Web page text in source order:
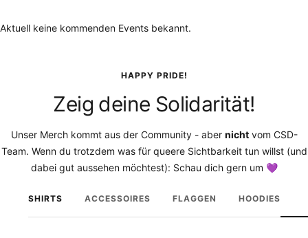
Aktuell keine kommenden Events bekannt.
HAPPY PRIDE!
Zeig deine Solidarität!
Unser Merch kommt aus der Community - aber nichtvom CSD-
Team. Wenn du trotzdem was für queere Sichtbarkeit tun willst (und
dabei gut aussehen möchtest): Schau dich gern um 💜
SHIRTS ACCESSOIRES FLAGGEN HOODIES